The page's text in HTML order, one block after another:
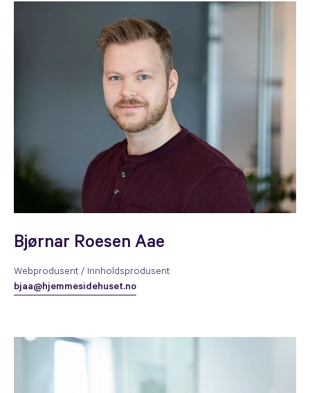
Bjørnar Roesen Aae
Webprodusent / Innholdsprodusent
bjaa@hjemmesidehuset.no